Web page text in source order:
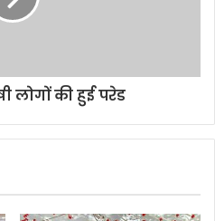
लोगों की हुई परेड